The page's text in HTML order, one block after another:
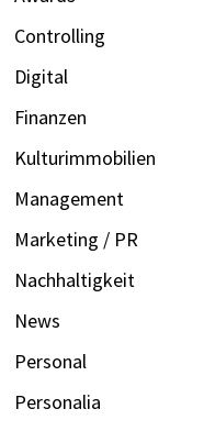
Controlling
Digital
Finanzen
Kulturimmobilien
Management
Marketing / PR
Nachhaltigkeit
News
Personal
Personalia